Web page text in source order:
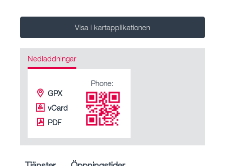
Visa i kartapplikationen
Nedladdningar
GPX
vCard
PDF
Phone: